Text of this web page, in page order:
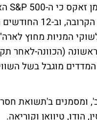
המניות מחוץ
(הכוונה-לאחר
מוגבל בשל
ומסמנים ב'תשואת
הודו, טיוואן וקוריאה.